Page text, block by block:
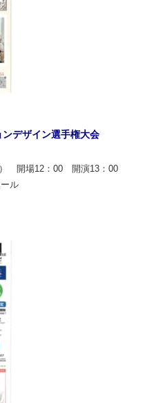
デザイン選手権大会
開場12：00 開演13：00
ル